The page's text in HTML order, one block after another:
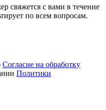
свяжется с вами в течение
по всем вопросам.
Согласие на обработку
Политики